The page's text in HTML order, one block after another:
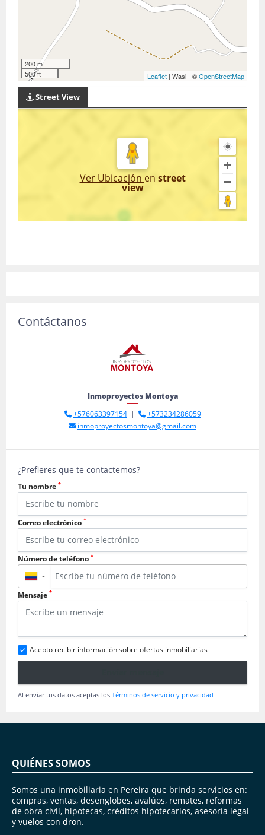
200 m
500 ft
Leaflet | Wasi - ©OpenStreetMap
Street View
Ver Ubicación en street
view
Contáctanos
Inmoproyectos Montoya
+576063397154|
+573234286059
inmoproyectosmontoya@gmail.com
¿Prefieres que te contactemos?
Tu nombre *
Correo electrónico *
Número de teléfono *
▼
Mensaje *
Acepto recibir información sobre ofertas inmobiliarias
Al enviar tus datos aceptas los Términos de servicio y privacidad
QUIÉNES SOMOS
Somos una inmobiliaria en Pereira que brinda servicios en:
compras, ventas, desenglobes, avalúos, remates, reformas
de obra civil, hipotecas, créditos hipotecarios, asesoría legal
y vuelos con dron.